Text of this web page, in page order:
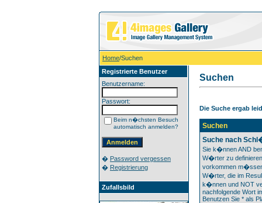
Home/Suchen
Registrierte Benutzer
Benutzername:
Passwort:
Beim n�chsten Besuch
automatisch anmelden?
� Password vergessen
� Registrierung
Zufallsbild
Suchen
Die Suche ergab
Suchen
Suche nach
Sie k�nnen AND
W�rter zu
vorkommen
W�rter, die im
k�nnen und NOT
nachfolgende Wort
Benutzen Sie * als